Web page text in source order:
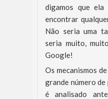
digamos que
encontrar
Não seria uma
seria muito,
Google!
Os mecanismos
grande número
é analisado